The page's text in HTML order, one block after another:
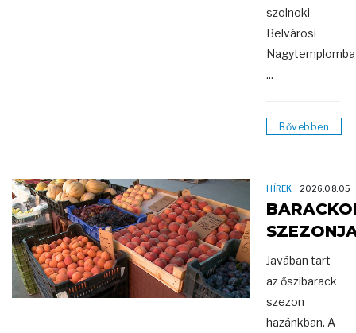
szolnoki
Belvárosi
Nagytemplomba
...
Bővebben
HÍREK 2026.08.05
Javában tart
az őszibarack
szezon
hazánkban. A